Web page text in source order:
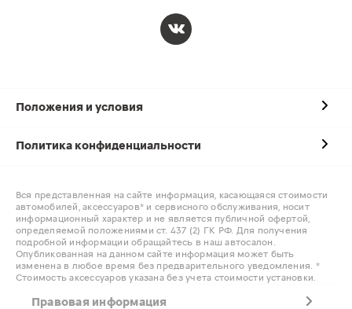
Положения и условия
Политика конфиденциальности
Вся представленная на сайте информация, касающаяся стоимости
автомобилей, аксессуаров* и сервисного обслуживания, носит
информационный характер и не является публичной офертой,
определяемой положениями ст. 437 (2) ГК РФ. Для получения
подробной информации обращайтесь в наш автосалон.
Опубликованная на данном сайте информация может быть
изменена в любое время без предварительного уведомления. *
Стоимость аксессуаров указана без учета стоимости установки.
Правовая информация